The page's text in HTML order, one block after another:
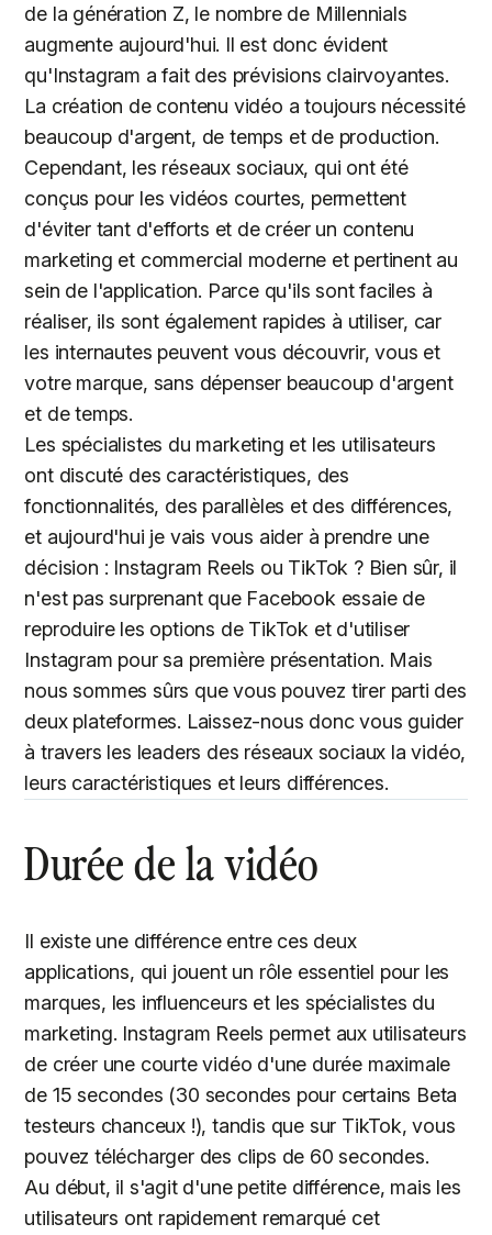
de la génération Z, le nombre de Millennials
augmente aujourd'hui. Il est donc évident
qu'Instagram a fait des prévisions clairvoyantes.
La création de contenu vidéo a toujours nécessité
beaucoup d'argent, de temps et de production.
Cependant, les réseaux sociaux, qui ont été
conçus pour les vidéos courtes, permettent
d'éviter tant d'efforts et de créer un contenu
marketing et commercial moderne et pertinent au
sein de l'application. Parce qu'ils sont faciles à
réaliser, ils sont également rapides à utiliser, car
les internautes peuvent vous découvrir, vous et
votre marque, sans dépenser beaucoup d'argent
et de temps.
Les spécialistes du marketing et les utilisateurs
ont discuté des caractéristiques, des
fonctionnalités, des parallèles et des différences,
et aujourd'hui je vais vous aider à prendre une
décision : Instagram Reels ou TikTok ? Bien sûr, il
n'est pas surprenant que Facebook essaie de
reproduire les options de TikTok et d'utiliser
Instagram pour sa première présentation. Mais
nous sommes sûrs que vous pouvez tirer parti des
deux plateformes. Laissez-nous donc vous guider
à travers les leaders des réseaux sociaux la vidéo,
leurs caractéristiques et leurs différences.
Durée de la vidéo
Il existe une différence entre ces deux
applications, qui jouent un rôle essentiel pour les
marques, les influenceurs et les spécialistes du
marketing. Instagram Reels permet aux utilisateurs
de créer une courte vidéo d'une durée maximale
de 15 secondes (30 secondes pour certains Beta
testeurs chanceux !), tandis que sur TikTok, vous
pouvez télécharger des clips de 60 secondes.
Au début, il s'agit d'une petite différence, mais les
utilisateurs ont rapidement remarqué cet